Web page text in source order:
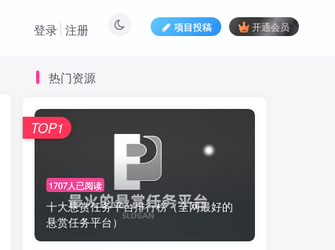
项目投稿 开通会员
登录 注册
热门资源
1707人已阅读
十大悬赏任务平台排行榜（全网最好的
悬赏任务平台）
TOP1